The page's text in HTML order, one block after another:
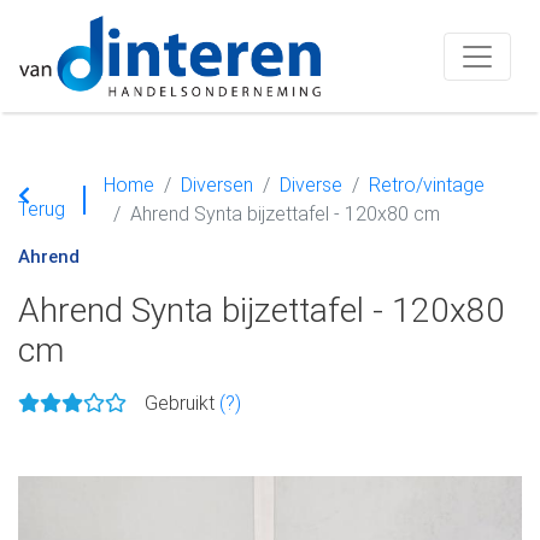
Terug
Home Diversen Diverse
Retro/vintage
Ahrend Synta bijzettafel - 120x80 cm
Ahrend
Ahrend Synta bijzettafel - 120x80
cm
Gebruikt (?)